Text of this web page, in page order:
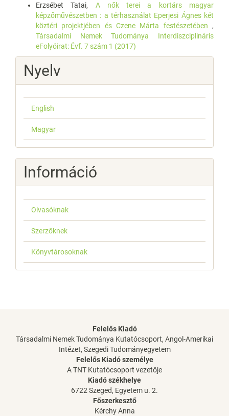
Erzsébet Tatai, A nők terei a kortárs magyar
képzőművészetben : a térhasználat Eperjesi Ágnes két
köztéri projektjében és Czene Márta festészetében ,
Társadalmi Nemek Tudománya Interdiszciplináris
eFolyóirat: Évf. 7 szám 1 (2017)
Nyelv
English
Magyar
Információ
Olvasóknak
Szerzőknek
Könyvtárosoknak
Felelős Kiadó
Társadalmi Nemek Tudománya Kutatócsoport, Angol-Amerikai
Intézet, Szegedi Tudományegyetem
Felelős Kiadó személye
A TNT Kutatócsoport vezetője
Kiadó székhelye
6722 Szeged, Egyetem u. 2.
Főszerkesztő
Kérchy Anna